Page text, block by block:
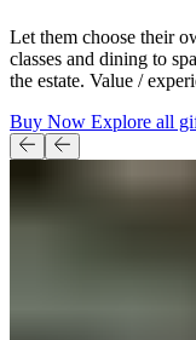
Let them choose their
classes and dining to
the estate. Value / experience: Monetary gift voucher​​​​‌
Buy Now ​​​​‌ ‍ ​‍​‍‌‍ ‌ ​‍‌‍‍‌‌‍‌ ‌‍‍‌‌‍ ‍​‍​‍​ ‍‍​‍​‍‌ ​ ‌‍​‌‌‍ ‍‌‍‍‌‌ ‌​‌ ‍‌​‍ ‍‌‍‍‌‌‍ ​‍​‍​‍ ​​‍​‍‌‍‍​‌ ​‍‌‍‌‌‌‍‌‍​‍​‍​ ‍‍​‍​‍‌‍‍​‌ ‌​‌ ‌​‌ ​​‌ ​ ​ ‍‍​‍ ​‍ ‌‍ ​​‍ ‌‌‍​‌‌‍ ‍‌‍‌​​‍ ‌‌ ​‍​‍ ‌‌‍‍​‌‍ ‌ ‌​‌‍‌‌‌‍ ​‌ ​ ​‍ ‌‌ ​ ‌ ‌​‌ ‌‌‌‍‌​‌‍‍‌‌‍ ​‍ ‍‌ ‌‍‌‍‌‌‌ ​‍‌‍​ ‌‍‌‌‌‍ ​​‍ ‍‌‍​‌‌ ​​‌ ​​​‍ ‌‍‍‌‌‍ ‍‌ ‌​‌‍‌‌‌‍ ‍‌ ‌​​‍ ‌‍‌‌‌‍‌​‌‍‍‌‌ ‌​​‍ ‌‍ ‌‌‍ ‌‍‌​‌‍‌‌​ ‌‌ ​​‌ ​‍‌‍‌‌‌ ​ ‌‍‌‌‌‍ ‍‌ ‌​‌‍​‌‌ ‌​‌‍‍‌‌‍ ‌‍ ‍​ ‍ ‌‍‍‌‌‍‌​​ ‌‌‍‍​‌‍ ‌ ‌​‌‍‌‌‌‍ ​‌​​ ‌‍ ​‌‍​‌‌ ​ ‌ ​ ‌​‍‌‌‍ ‍‌‍‌​‌‍‌‌‌ ‍​​‍ ‌​ ‍‌​ ​ ​ ‌‌​ ‌‌​ ​‍‌‍​‌​ ‌‍‌‍​ ​‍ ‌​ ​​​ ​‌‌‍‌​​ ‍‌​‍ ‌​ ‌​​ ‌‍​ ‌‌‌‍‌​​‍ ‌‌‍​‍​ ‌ ​ ​ ​ ‌‍​‍ ‌​ ‌‍​ ‍​​ ‌​‌‍​‍‌‍​ ​ ‌‌​ ​‍‌‍​‍​ ‌‍​ ​​​ ‌‌​ ‌‌​ ‍ ‌ ‌​‌ ‍‌‌ ​​‌‍‌‌​ ‌‌‍‍​‌‍ ‌ ‌​‌‍‌‌‌‍ ​‌​​ ‌‍ ​‌‍​‌‌ ​ ‌ ​ ‌​‍‌‌‍ ‍‌‍‌​‌‍‌‌‌ ‍​​ ‍ ‌ ​​‌‍​‌‌ ‌​‌‍‍​​ ‌‌ ​​‌‍​‌‌‍‌ ‌‍‌‌‌​​‍‌ ‌‌‌‍‍‌‌‍ ​‌‍‌​‌‍‌‌‌ ​‍​‍‌‌​ ‌‌‌​​‍‌‌ ‌‍‍ ‌‍‌‌‌ ‍‌​‍‌‌​ ​ ‌​‌​​‍‌‌​ ​ ‌​‌​​‍‌‌​ ​‍​ ​‍‌‍​‌​ ​‌​ ‌​​ ‍​‌‍​‍‌‍‌‌‌‍​‌​ ‌​‌‍​‌​ ‌‍​ ‌ ‌‍​ ​‍‌‌​ ​‍​ ​‍​‍‌‌​ ‌‌‌​‌​​‍ ‍‌‍‌‌‌‍ ‍‌ ‌​‌ ​‍‌‍‍‌‌‍‌‌‌ ​ ​‍‌‌​ ‌‌‌​​‍‌‌ ‌‍‍ ‌‍‌‌‌ ‍‌​‍‌‌​ ​ ‌​‌​​‍‌‌​ ​ ‌​‌​​‍‌‌​ ​‍​ ​‍‌‍​‌​ ‌​‌‍‌‍​ ​​​ ‌‍​ ​​​ ​ ​ ‌​‌‍​ ​ ‍​‌‍‌​​ ​ ​‍‌‌​ ​‍​ ​‍​‍‌‌​ ‌‌‌​‌​​‍ ‍‌ ​​‌ ​‍‌‍‍‌‌‍ ‌‌‍​‌‌ ​‍‌ ‍‌‌​​ ‌ ‌​‌‍​‌​‍ ‍‌‍ ​‌‍​‌‌‍​‍‌‍‌‌‌‍ ​​ ‌‍​‍‌‍​‌‌ ​ ‌‍‌‌‌‌‌‌‌ ​‍‌‍ ​​ ‌‌‍‍​‌ ‌​‌ ‌​‌ ​​‌ ​ ​‍‌‌​ ​ ‌​​‌​‍‌‌​ ​‍‌​‌‍​‍‌‌​ ​‍‌​‌‍‌‍ ​​‍ ‌‌‍​‌‌‍ ‍‌‍‌​​‍ ‌‌ ​‍​‍ ‌‌‍‍​‌‍ ‌ ‌​‌‍‌‌‌‍ ​‌ ​ ​‍ ‌‌ ​ ‌ ‌​‌ ‌‌‌‍‌​‌‍‍‌‌‍ ​‍ ‍‌ ‌‍‌‍‌‌‌ ​‍‌‍​ ‌‍‌‌‌‍ ​​‍ ‍‌‍​‌‌ ​​‌ ​​​‍‌‍‌‍‍‌‌‍‌​​ ‌‌‍‍​‌‍ ‌ ‌​‌‍‌‌‌‍ ​‌​​ ‌‍ ​‌‍​‌‌ ​ ‌ ​ ‌​‍‌‌‍ ‍‌‍‌​‌‍‌‌‌ ‍​​‍ ‌​ ‍‌​ ​ ​ ‌‌​ ‌‌​ ​‍‌‍​‌​ ‌‍‌‍​ ​‍ ‌​ ​​​ ​‌‌‍‌​​ ‍‌​‍ ‌​ ‌​​ ‌‍​ ‌‌‌‍‌​​‍ ‌‌‍​‍​ ‌ ​ ​ ​ ‌‍​‍ ‌​ ‌‍​ ‍​​ ‌​‌‍​‍‌‍​ ​ ‌‌​ ​‍‌‍​‍​ ‌‍​ ​​​ ‌‌​ ‌‌​‍‌‍‌ ‌​‌ ‍‌‌ ​​‌‍‌‌​ ‌‌‍‍​‌‍ ‌ ‌​‌‍‌‌‌‍ ​‌​​ ‌‍ ​‌‍​‌‌ ​ ‌ ​ ‌​‍‌‌‍ ‍‌‍‌​‌‍‌‌‌ ‍​​‍‌‍‌ ​​‌‍​‌‌ ‌​‌‍‍​​ ‌‌ ​​‌‍​‌‌‍‌ ‌‍‌‌‌​​‍‌ ‌‌‌‍‍‌‌‍ ​‌‍‌​‌‍‌‌‌ ​‍​‍‌‌​ ‌‌‌​​‍‌‌ ‌‍‍ ‌‍‌‌‌ ‍‌​‍‌‌​ ​ ‌​‌​​‍‌‌​ ​ ‌​‌​​‍‌‌​ ​‍​ ​‍‌‍​‌​ ​‌​ ‌​​ ‍​‌‍​‍‌‍‌‌‌‍​‌​ ‌​‌‍​‌​ ‌‍​ ‌ ‌‍​ ​‍‌‌​ ​‍​ ​‍​‍‌‌​ ‌‌‌​‌​​‍ ‍‌‍‌‌‌‍ ‍‌ ‌​‌ ​‍‌‍‍‌‌‍‌‌‌ ​ ​‍‌‌​ ‌‌‌​​‍‌‌ ‌‍‍ ‌‍‌‌‌ ‍‌​‍‌‌​ ​ ‌​‌​​‍‌‌​ ​ ‌​‌​​‍‌‌​ ​‍​ ​‍‌‍​‌​ ‌​‌‍‌‍​ ​​​ ‌‍​ ​​​ ​ ​ ‌​‌‍​ ​ ‍​‌‍‌​​ ​ ​‍‌‌​ ​‍​ ​‍​‍‌‌​ ‌‌‌​‌​​‍ ‍‌ ​​‌ ​‍‌‍‍‌‌‍ ‌‌‍​‌‌ ​‍‌ ‍‌‌​​ ‌ ‌​‌‍​‌​‍ ‍‌‍ ​‌‍​‌‌‍​‍‌‍‌‌‌‍ ​​‍‌‍‌ ​​‌‍‌‌‌ ​‍‌ ​ ‌ ​​‌‍‌‌‌‍​ ‌ ‌​‌‍‍‌‌ ‌‍‌‍‌‌​ ‌‌ ​​‌ ‌‌‌‍​‍‌‍ ​‌‍‍‌‌ ​ ‌‍‍​‌‍‌‌‌‍‌​​‍​‍‌ ‌ Explore all gift cards​​​​‌